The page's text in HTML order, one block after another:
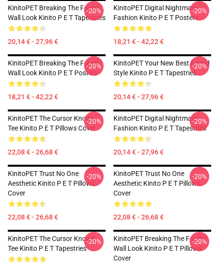
KinitoPET Breaking The Fourth
Wall Look Kinito P E T Tapestries
20,14 € - 27,96 €
-20%
KinitoPET Digital Nightmare
Fashion Kinito P E T Posters
18,21 € - 42,22 €
-20%
KinitoPET Breaking The Fourth
Wall Look Kinito P E T Posters
18,21 € - 42,22 €
-20%
KinitoPET Your New Best Friend
Style Kinito P E T Tapestries
20,14 € - 27,96 €
-20%
KinitoPET The Cursor Knows
Tee Kinito P E T Pillows Cover
22,08 € - 26,68 €
-20%
KinitoPET Digital Nightmare
Fashion Kinito P E T Tapestries
20,14 € - 27,96 €
-20%
KinitoPET Trust No One
Aesthetic Kinito P E T Pillows
Cover
22,08 € - 26,68 €
-20%
KinitoPET Trust No One
Aesthetic Kinito P E T Pillows
Cover
22,08 € - 26,68 €
-20%
KinitoPET The Cursor Knows
Tee Kinito P E T Tapestries
-20%
KinitoPET Breaking The Fourth
Wall Look Kinito P E T Pillows
Cover
-20%